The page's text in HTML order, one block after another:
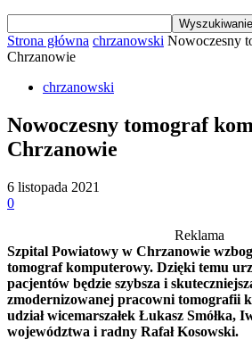
Strona główna chrzanowski Nowoczesny
Chrzanowie
chrzanowski
Nowoczesny tomograf
Chrzanowie
6 listopada 2021
0
Reklama
Szpital Powiatowy w Chrzanowie
tomograf komputerowy. Dzięki temu
pacjentów będzie szybsza i
zmodernizowanej pracowni tomografii
udział wicemarszałek Łukasz Smółka,
województwa i radny Rafał Kosowski.